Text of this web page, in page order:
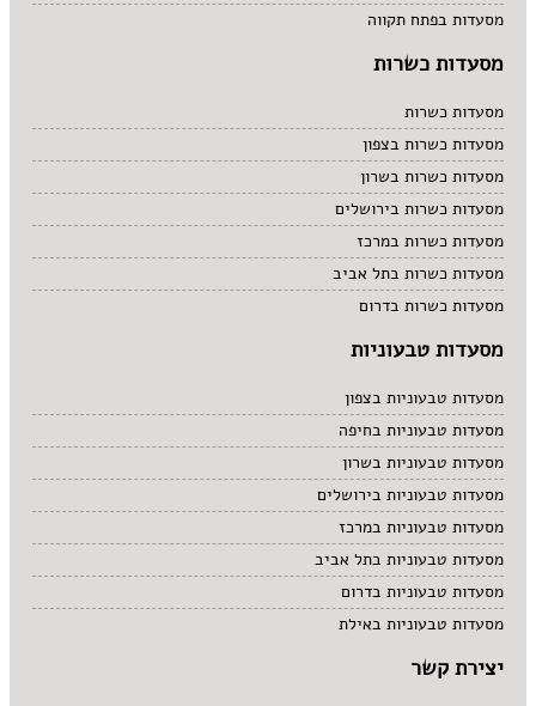
מסעדות בפתח תקווה
מסעדות כשרות
מסעדות כשרות
מסעדות כשרות בצפון
מסעדות כשרות בשרון
מסעדות כשרות בירושלים
מסעדות כשרות במרכז
מסעדות כשרות בתל אביב
מסעדות כשרות בדרום
מסעדות טבעוניות
מסעדות טבעוניות בצפון
מסעדות טבעוניות בחיפה
מסעדות טבעוניות בשרון
מסעדות טבעוניות בירושלים
מסעדות טבעוניות במרכז
מסעדות טבעוניות בתל אביב
מסעדות טבעוניות בדרום
מסעדות טבעוניות באילת
יצירת קשר